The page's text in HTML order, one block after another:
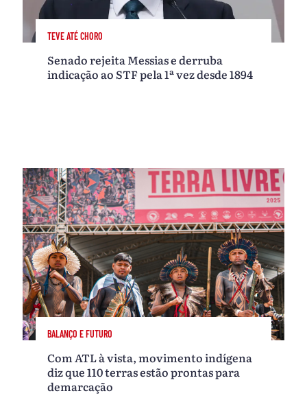
TEVE ATÉ CHORO
Senado rejeita Messias e derruba
indicação ao STF pela 1ª vez desde 1894
BALANÇO E FUTURO
Com ATL à vista, movimento indígena
diz que 110 terras estão prontas para
demarcação